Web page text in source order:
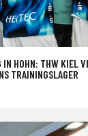
IN HOHN: THW KIEL
TRAININGSLAGER